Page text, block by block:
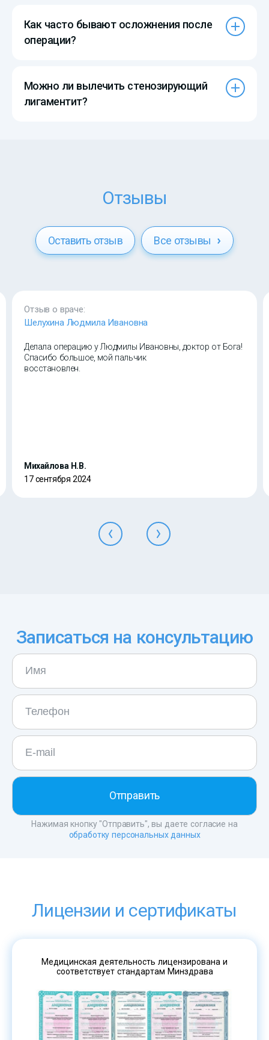
Как часто бывают осложнения после
операции?
Можно ли вылечить стенозирующий
лигаментит?
Отзывы
Оставить отзыв Все отзывы
Отзыв о враче:
Шелухина Людмила Ивановна
Делала операцию у Людмилы Ивановны, доктор от Бога!
Спасибо большое, мой пальчик
восстановлен.
Михайлова Н.В.
17 сентября 2024
Записаться на консультацию
Нажимая кнопку "Отправить", вы даете согласие на
обработку персональных данных
Лицензии и сертификаты
Медицинская деятельность лицензирована и
соответствует стандартам Минздрава